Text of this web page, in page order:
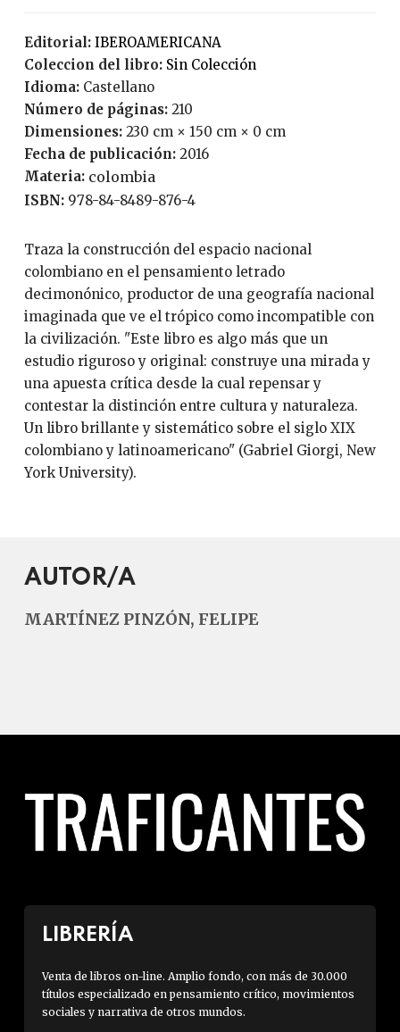
Editorial: IBEROAMERICANA
Coleccion del libro:
Sin Colección
Idioma:
Castellano
Número de páginas:
210
Dimensiones: 230 cm × 150 cm × 0 cm
Fecha de publicación:
2016
Materia: colombia
ISBN: 978-84-8489-876-4
Traza la construcción del espacio nacional
colombiano en el pensamiento letrado
decimonónico, productor de una geografía nacional
imaginada que ve el trópico como incompatible con
la civilización. "Este libro es algo más que un
estudio riguroso y original: construye una mirada y
una apuesta crítica desde la cual repensar y
contestar la distinción entre cultura y naturaleza.
Un libro brillante y sistemático sobre el siglo XIX
colombiano y latinoamericano" (Gabriel Giorgi, New
York University).
AUTOR/A
MARTÍNEZ PINZÓN, FELIPE
LIBRERÍA
Venta de libros on-line. Amplio fondo, con más de 30.000
títulos especializado en pensamiento crítico, movimientos
sociales y narrativa de otros mundos.